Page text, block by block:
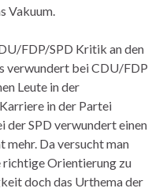
Vakuum.
FDP/SPD Kritik an den
verwundert bei CDU/FDP
Leute in der
in der Partei
der SPD verwundert einen
mehr. Da versucht man
richtige Orientierung zu
doch das Urthema der